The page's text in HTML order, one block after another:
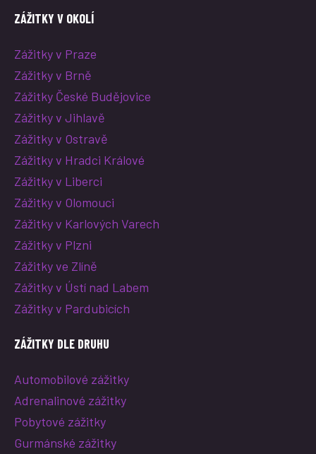
ZÁŽITKY V OKOLÍ
Zážitky v Praze
Zážitky v Brně
Zážitky České Budějovice
Zážitky v Jihlavě
Zážitky v Ostravě
Zážitky v Hradci Králové
Zážitky v Liberci
Zážitky v Olomouci
Zážitky v Karlových Varech
Zážitky v Plzni
Zážitky ve Zlíně
Zážitky v Ústí nad Labem
Zážitky v Pardubicích
ZÁŽITKY DLE DRUHU
Automobilové zážitky
Adrenalinové zážitky
Pobytové zážitky
Gurmánské zážitky